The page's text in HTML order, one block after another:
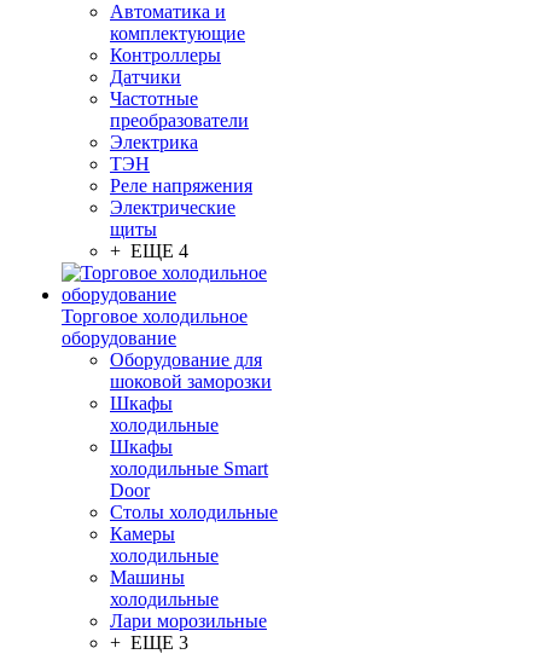
Автоматика и
комплектующие
Контроллеры
Датчики
Частотные
преобразователи
Электрика
ТЭН
Реле напряжения
Электрические
щиты
+ ЕЩЕ 4
Торговое холодильное
оборудование
Оборудование для
шоковой заморозки
Шкафы
холодильные
Шкафы
холодильные Smart
Door
Столы холодильные
Камеры
холодильные
Машины
холодильные
Лари морозильные
+ ЕЩЕ 3